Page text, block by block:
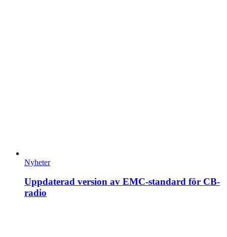
Nyheter
Uppdaterad version av EMC-standard för CB-
radio